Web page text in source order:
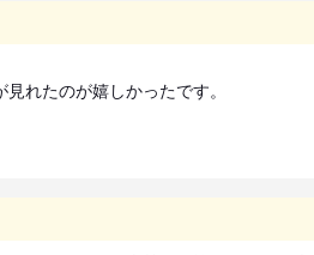
必ず事業
れたのが嬉しかったです。